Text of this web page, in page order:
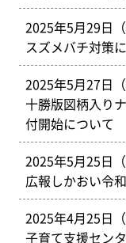
2025年5月29日（
スズメバチ対策
2025年5月27日（
十勝版図柄入り
付開始について
2025年5月25日（
広報しかおい令
2025年4月25日（
子育て支援セン